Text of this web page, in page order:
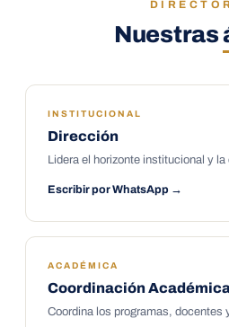
Nuestras
INSTITUCIONAL
Dirección
Lidera el horizonte institucional y
Escribir por WhatsApp →
ACADÉMICA
Coordinación
Coordina los programas, docentes